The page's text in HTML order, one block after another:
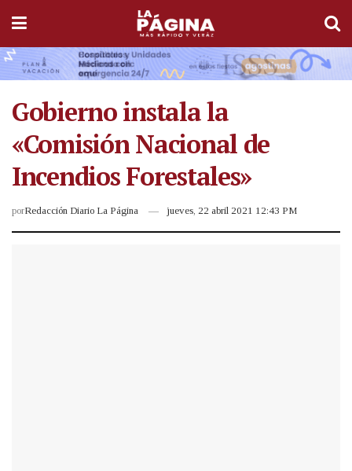
Gobierno instala la
«Comisión Nacional de
Incendios Forestales»
porRedacción Diario La Página jueves, 22 abril 2021 12:43 PM